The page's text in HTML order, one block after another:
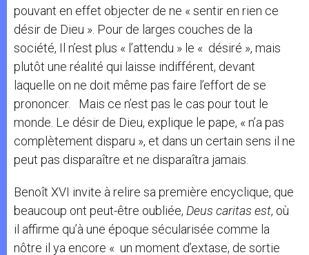
pouvant en effet objecter de ne « sentir en rien ce
désir de Dieu ». Pour de larges couches de la
société, Il n’est plus « l’attendu » le « désiré », mais
plutôt une réalité qui laisse indifférent, devant
laquelle on ne doit même pas faire l’effort de se
prononcer. Mais ce n’est pas le cas pour tout le
monde. Le désir de Dieu, explique le pape, « n’a pas
complètement disparu », et dans un certain sens il ne
peut pas disparaître et ne disparaîtra jamais.
Benoît XVI invite à relire sa première encyclique, que
beaucoup ont peut-être oubliée, Deus caritas est, où
il affirme qu’à une époque sécularisée comme la
nôtre il ya encore « un moment d’extase, de sortie